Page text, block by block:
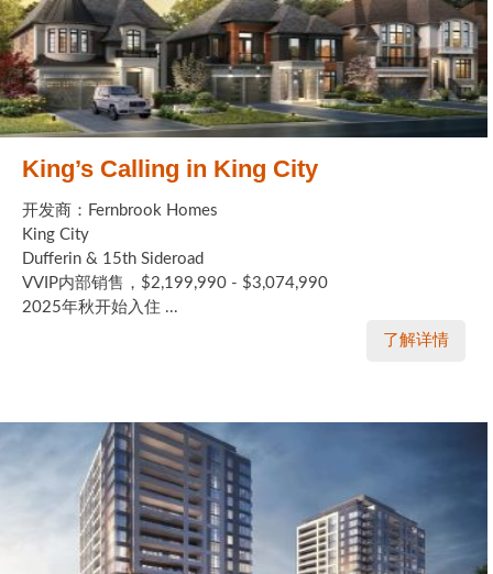
King’s Calling in King City
开发商：Fernbrook Homes
King City
Dufferin & 15th Sideroad
VVIP内部销售，$2,199,990 - $3,074,990
2025年秋开始入住 ...
了解详情